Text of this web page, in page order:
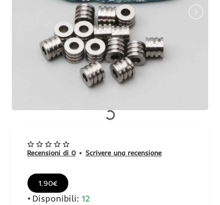
Recensioni di 0 • Scrivere una recensione
1.90€
Disponibili: 12